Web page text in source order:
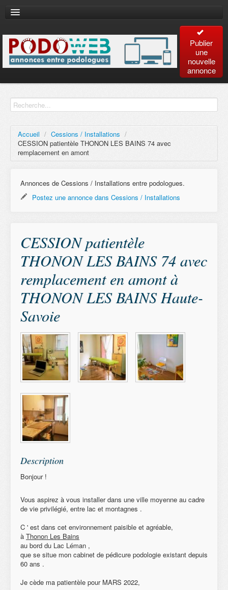
Publier
une
nouvelle
annonce
du site
Accueil / Cessions / Installations /
CESSION patientèle THONON LES BAINS 74 avec
remplacement en amont
Annonces de Cessions / Installations entre podologues.
Postez une annonce dans Cessions / Installations
CESSION patientèle
THONON LES BAINS 74 avec
remplacement en amont à
THONON LES BAINS Haute-
Savoie
Description
Bonjour !
Vous aspirez à vous installer dans une ville moyenne au cadre
de vie privilégié, entre lac et montagnes .
C ' est dans cet environnement paisible et agréable,
à Thonon Les Bains
au bord du Lac Léman ,
que se situe mon cabinet de pédicure podologie existant depuis
60 ans .
Je cède ma patientèle pour MARS 2022,